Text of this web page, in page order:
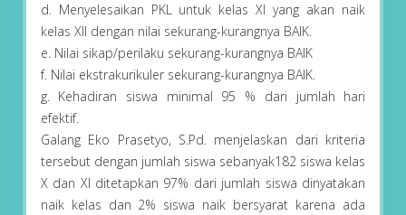
d. Menyelesaikan PKL untuk kelas XI yang akan naik
kelas XII dengan nilai sekurang-kurangnya BAIK.
e. Nilai sikap/perilaku sekurang-kurangnya BAIK
f. Nilai ekstrakurikuler sekurang-kurangnya BAIK.
g. Kehadiran siswa minimal 95 % dari jumlah hari
efektif.
Galang Eko Prasetyo, S.Pd. menjelaskan dari kriteria
tersebut dengan jumlah siswa sebanyak182 siswa kelas
X dan XI ditetapkan 97% dari jumlah siswa dinyatakan
naik kelas dan 2% siswa naik bersyarat karena ada